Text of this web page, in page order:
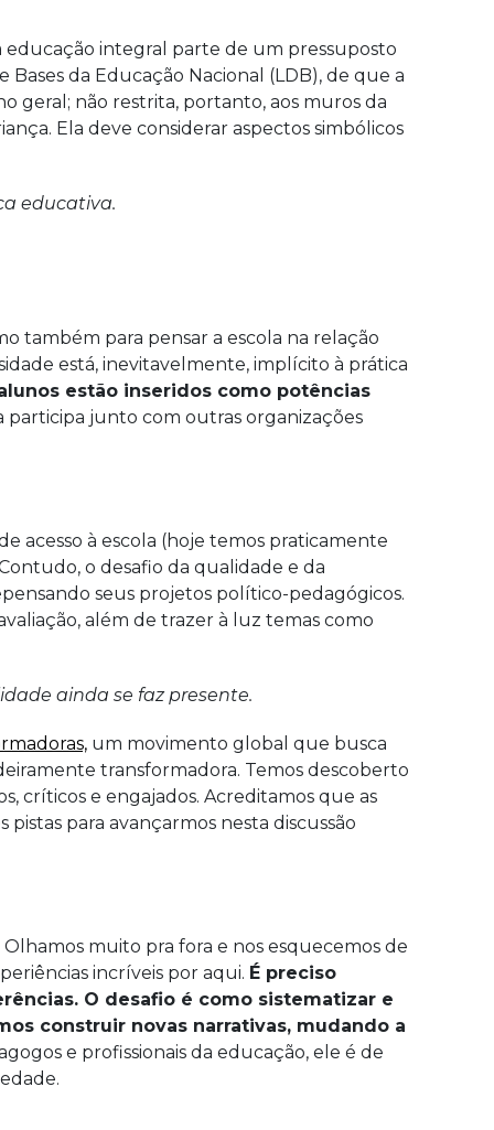
educação integral parte de um pressuposto
Bases da Educação Nacional (LDB), de que a
geral; não restrita, portanto, aos muros da
Ela deve considerar aspectos simbólicos
educativa.
também para pensar a escola na relação
está, inevitavelmente, implícito à prática
estão inseridos como potências
participa junto com outras organizações
acesso à escola (hoje temos praticamente
o desafio da qualidade e da
seus projetos político-pedagógicos.
além de trazer à luz temas como
ainda se faz presente.
um movimento global que busca
transformadora. Temos descoberto
críticos e engajados. Acreditamos que as
para avançarmos nesta discussão
muito pra fora e nos esquecemos de
incríveis por aqui. É preciso
O desafio é como sistematizar e
construir novas narrativas, mudando a
e profissionais da educação, ele é de